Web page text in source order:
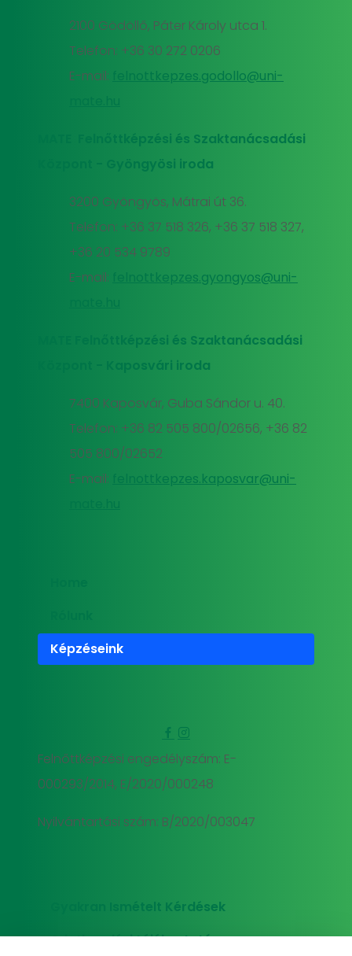
2100 Gödöllő, Páter Károly utca 1.
Telefon: +36 30 272 0206
E-mail:
felnottkepzes.godollo@uni-
MATE Felnőttképzési és Szaktanácsadási
Központ - Gyöngyösi iroda
3200 Gyöngyös, Mátrai út 36.
Telefon: +36 37 518 326, +36 37 518 327,
+36 20 534 9789
E-mail:
felnottkepzes.gyongyos@uni-
MATE Felnőttképzési és Szaktanácsadási
Központ - Kaposvári iroda
7400 Kaposvár, Guba Sándor u. 40.
Telefon: +36 82 505 800/02656, +36 82
505 800/02652
E-mail:
felnottkepzes.kaposvar@uni-
Képzéseink
Felnőttképzési engedélyszám: E-
000293/2014, E/2020/000248
Nyilvántartási szám: B/2020/003047
Gyakran Ismételt Kérdések
Adatkezelési tájékoztató